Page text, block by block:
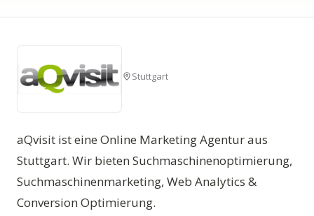
Stuttgart
aQvisit ist eine Online Marketing Agentur aus
Stuttgart. Wir bieten Suchmaschinenoptimierung,
Suchmaschinenmarketing, Web Analytics &
Conversion Optimierung.